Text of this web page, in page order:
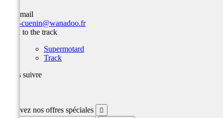
Par email
team-cuenin@wanadoo.fr
Back to the track
Supermotard
Track
Nous suivre
Recevez nos offres spéciales 